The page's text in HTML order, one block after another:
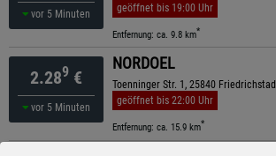
vor 5 Minuten
geöffnet bis 19:00 Uhr
Entfernung: ca. 9.8 km*
2.289 €
vor 5 Minuten
NORDOEL
Toenninger Str. 1, 25840
geöffnet bis 22:00 Uhr
Entfernung: ca. 15.9 km*